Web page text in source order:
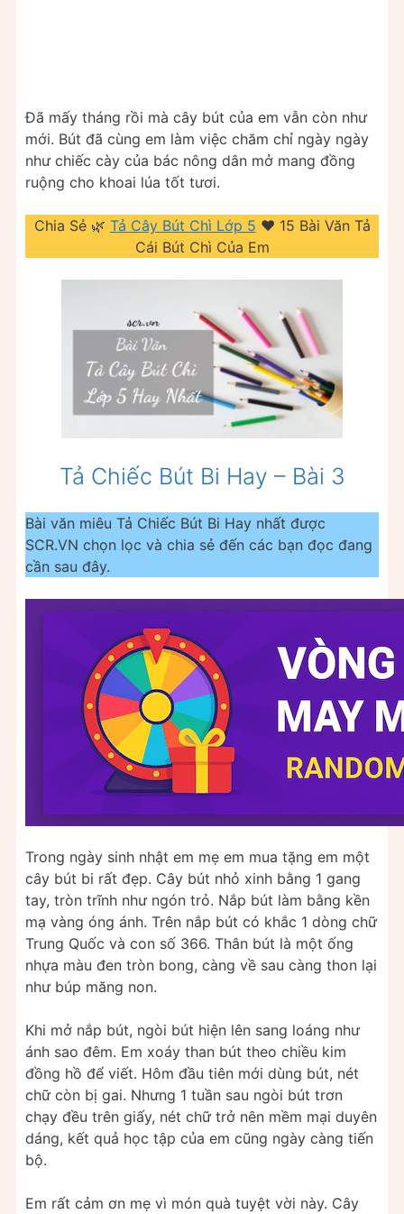
Đã mấy tháng rồi mà cây bút của em vẫn còn như
mới. Bút đã cùng em làm việc chăm chỉ ngày ngày
như chiếc cày của bác nông dân mở mang đồng
ruộng cho khoai lúa tốt tươi.
Chia Sẻ 🌿 Tả Cây Bút Chì Lớp 5 ❤️️ 15 Bài Văn Tả
Cái Bút Chì Của Em
Tả Chiếc Bút Bi Hay – Bài 3
Bài văn miêu Tả Chiếc Bút Bi Hay nhất được
SCR.VN chọn lọc và chia sẻ đến các bạn đọc đang
cần sau đây.
Trong ngày sinh nhật em mẹ em mua tặng em một
cây bút bi rất đẹp. Cây bút nhỏ xinh bằng 1 gang
tay, tròn trĩnh như ngón trỏ. Nắp bút làm bằng kền
mạ vàng óng ánh. Trên nắp bút có khắc 1 dòng chữ
Trung Quốc và con số 366. Thân bút là một ống
nhựa màu đen tròn bong, càng về sau càng thon lại
như búp măng non.
Khi mở nắp bút, ngòi bút hiện lên sang loáng như
ánh sao đêm. Em xoáy than bút theo chiều kim
đồng hồ để viết. Hôm đầu tiên mới dùng bút, nét
chữ còn bị gai. Nhưng 1 tuần sau ngòi bút trơn
chạy đều trên giấy, nét chữ trở nên mềm mại duyên
dáng, kết quả học tập của em cũng ngày càng tiến
bộ.
Em rất cảm ơn mẹ vì món quà tuyệt vời này. Cây